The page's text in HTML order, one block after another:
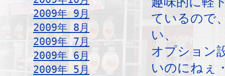
2009年 9月
2009年 8月
2009年 7月
2009年 6月
2009年 5月
ているので
い、
オプション
いのにねぇ